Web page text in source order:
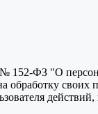
152-ФЗ "О
обработку